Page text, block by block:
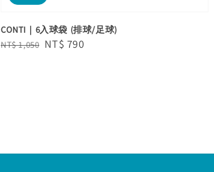
CONTI｜6入球袋 (排球/足球)
Regular
NT$ 1,050 Sale
NT$ 790